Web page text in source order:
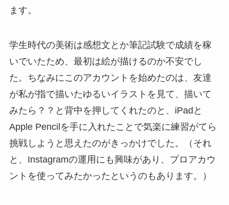
ます。
学生時代の美術は感想文とか筆記試験で成績を稼
いでいたため、最初は絵が描けるのか不安でし
た。ちなみにこのアカウントを始めたのは、友達
が私が指で描いたゆるいイラストを見て、描いて
みたら？？と背中を押してくれたのと、iPadと
Apple Pencilを手に入れたことで気楽に練習がてら
挑戦しようと思えたのがきっかけでした。（それ
と、Instagramの運用にも興味があり、プロアカウ
ントを使ってみたかったというのもあります。）